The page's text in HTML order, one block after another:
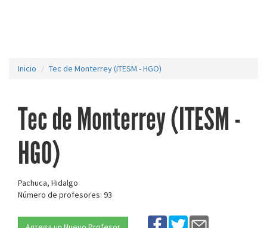
Inicio Tec de Monterrey (ITESM - HGO)
Tec de Monterrey (ITESM -
HGO)
Pachuca, Hidalgo
Número de profesores: 93